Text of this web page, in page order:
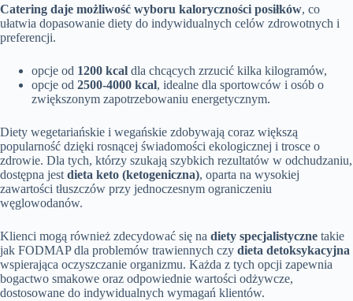
Catering daje możliwość wyboru kaloryczności posiłków, co
ułatwia dopasowanie diety do indywidualnych celów zdrowotnych i
preferencji.
opcje od 1200 kcal dla chcących zrzucić kilka kilogramów,
opcje od 2500-4000 kcal, idealne dla sportowców i osób o
zwiększonym zapotrzebowaniu energetycznym.
Diety wegetariańskie i wegańskie zdobywają coraz większą
popularność dzięki rosnącej świadomości ekologicznej i trosce o
zdrowie. Dla tych, którzy szukają szybkich rezultatów w odchudzaniu,
dostępna jest dieta keto (ketogeniczna), oparta na wysokiej
zawartości tłuszczów przy jednoczesnym ograniczeniu
węglowodanów.
Klienci mogą również zdecydować się na diety specjalistyczne takie
jak FODMAP dla problemów trawiennych czy dieta detoksykacyjna
wspierająca oczyszczanie organizmu. Każda z tych opcji zapewnia
bogactwo smakowe oraz odpowiednie wartości odżywcze,
dostosowane do indywidualnych wymagań klientów.